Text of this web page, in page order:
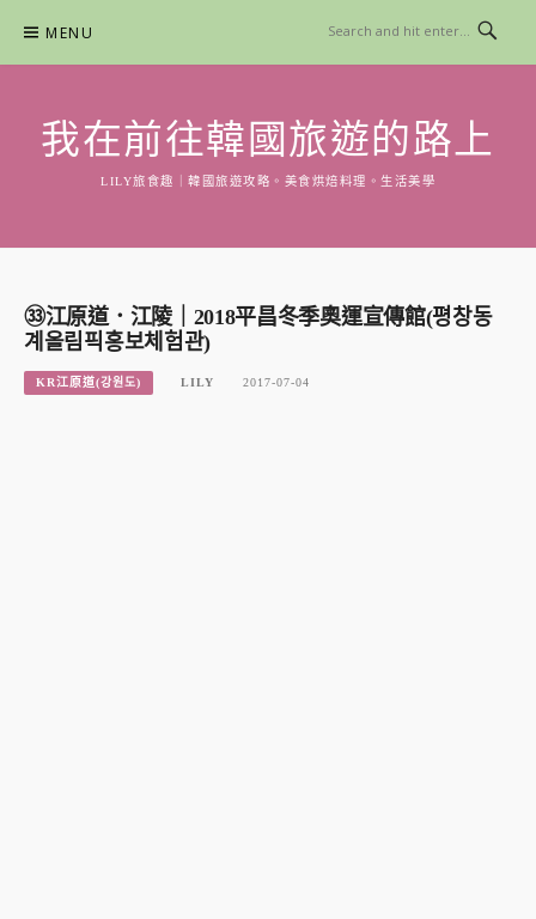
content
MENU
我在前往韓國旅遊的路上
LILY旅食趣｜韓國旅遊攻略。美食烘焙料理。生活美學
㉝江原道．江陵｜2018平昌冬季奧運宣傳館(평창동
계올림픽홍보체험관)
KR江原道(강원도) LILY 2017-07-04